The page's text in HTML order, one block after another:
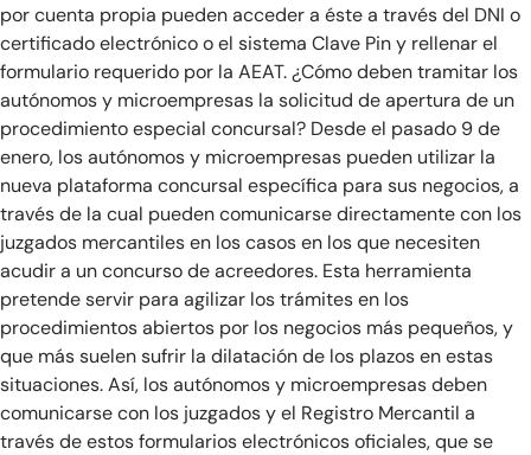
por cuenta propia pueden acceder a éste a través del DNI o
certificado electrónico o el sistema Clave Pin y rellenar el
formulario requerido por la AEAT. ¿Cómo deben tramitar los
autónomos y microempresas la solicitud de apertura de un
procedimiento especial concursal? Desde el pasado 9 de
enero, los autónomos y microempresas pueden utilizar la
nueva plataforma concursal específica para sus negocios, a
través de la cual pueden comunicarse directamente con los
juzgados mercantiles en los casos en los que necesiten
acudir a un concurso de acreedores. Esta herramienta
pretende servir para agilizar los trámites en los
procedimientos abiertos por los negocios más pequeños, y
que más suelen sufrir la dilatación de los plazos en estas
situaciones. Así, los autónomos y microempresas deben
comunicarse con los juzgados y el Registro Mercantil a
través de estos formularios electrónicos oficiales, que se